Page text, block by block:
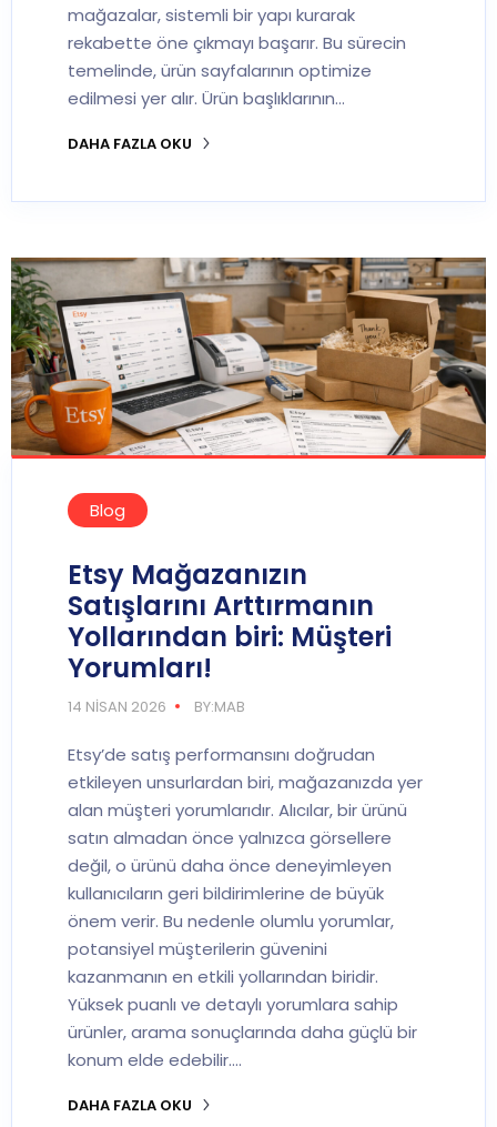
mağazalar, sistemli bir yapı kurarak
rekabette öne çıkmayı başarır. Bu sürecin
temelinde, ürün sayfalarının optimize
edilmesi yer alır. Ürün başlıklarının…
DAHA FAZLA OKU
Blog
Etsy Mağazanızın
Satışlarını Arttırmanın
Yollarından biri: Müşteri
Yorumları!
14 NISAN 2026 BY:MAB
Etsy’de satış performansını doğrudan
etkileyen unsurlardan biri, mağazanızda yer
alan müşteri yorumlarıdır. Alıcılar, bir ürünü
satın almadan önce yalnızca görsellere
değil, o ürünü daha önce deneyimleyen
kullanıcıların geri bildirimlerine de büyük
önem verir. Bu nedenle olumlu yorumlar,
potansiyel müşterilerin güvenini
kazanmanın en etkili yollarından biridir.
Yüksek puanlı ve detaylı yorumlara sahip
ürünler, arama sonuçlarında daha güçlü bir
konum elde edebilir.…
DAHA FAZLA OKU